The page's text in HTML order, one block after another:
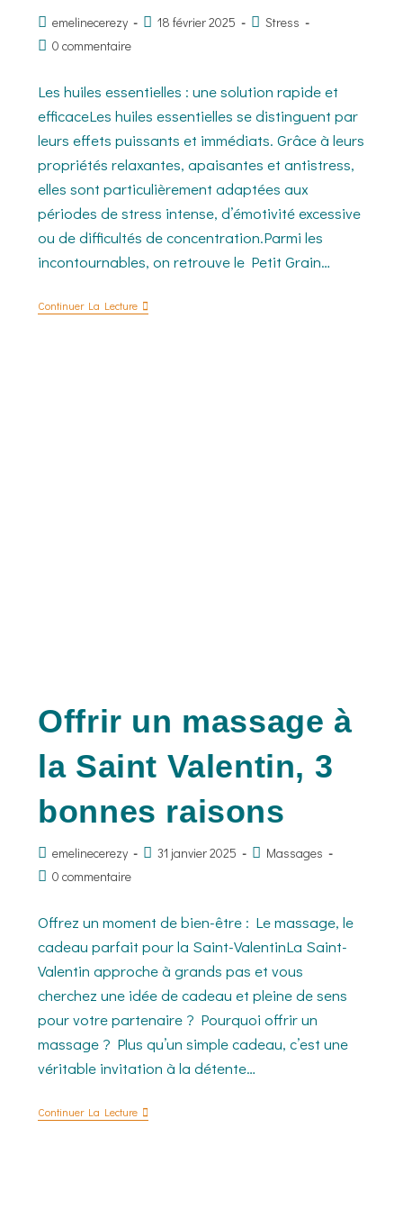
emelinecerezy 18 février 2025
Stress
0 commentaire
Les huiles essentielles : une solution rapide et
efficaceLes huiles essentielles se distinguent par
leurs effets puissants et immédiats. Grâce à leurs
propriétés relaxantes, apaisantes et antistress,
elles sont particulièrement adaptées aux
périodes de stress intense, d’émotivité excessive
ou de difficultés de concentration.Parmi les
incontournables, on retrouve le Petit Grain…
Continuer La Lecture
Offrir un massage à
la Saint Valentin, 3
bonnes raisons
emelinecerezy 31 janvier 2025
Massages
0 commentaire
Offrez un moment de bien-être : Le massage, le
cadeau parfait pour la Saint-ValentinLa Saint-
Valentin approche à grands pas et vous
cherchez une idée de cadeau et pleine de sens
pour votre partenaire ? Pourquoi offrir un
massage ? Plus qu’un simple cadeau, c’est une
véritable invitation à la détente…
Continuer La Lecture